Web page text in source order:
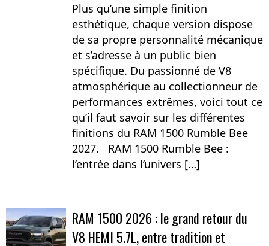
Plus qu’une simple finition
esthétique, chaque version dispose
de sa propre personnalité mécanique
et s’adresse à un public bien
spécifique. Du passionné de V8
atmosphérique au collectionneur de
performances extrêmes, voici tout ce
qu’il faut savoir sur les différentes
finitions du RAM 1500 Rumble Bee
2027. RAM 1500 Rumble Bee :
l’entrée dans l’univers […]
RAM 1500 2026 : le grand retour du
V8 HEMI 5.7L, entre tradition et